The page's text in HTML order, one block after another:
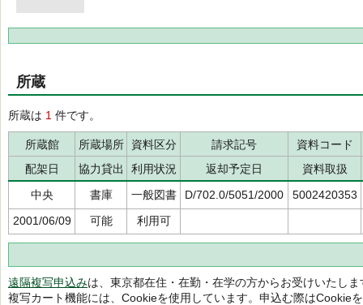
所蔵
所蔵は 1 件です。
所蔵館 所蔵場所 資料区分 請求記号
資料コード
配架日
協力貸出 利用状況 返却予定日
資料取扱
中央
書庫 一般図書 D/702.0/5051/2000
5002420353
2001/06/09
可能 利用可
遠隔複写申込みは、東京都在住・在勤・在学の方からお受けいたしま
複写カート機能には、Cookieを使用しています。申込む際はCookie